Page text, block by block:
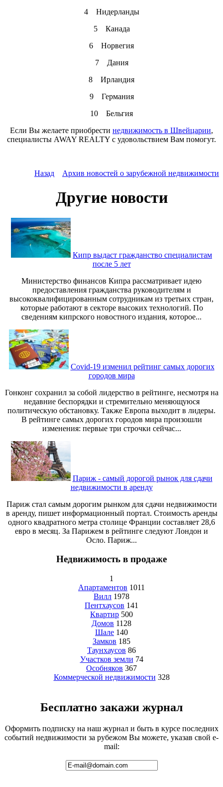
4 Нидерланды
5 Канада
6 Норвегия
7 Дания
8 Ирландия
9 Германия
10 Бельгия
Если Вы желаете приобрести недвижимость в Швейцарии,
специалисты AWAY REALTY с удовольствием Вам помогут.
Назад Архив новостей о зарубежной недвижимости
Другие новости
Кипр выдаст гражданство специалистам
после 5 лет
Министерство финансов Кипра рассматривает идею
предоставления гражданства руководителям и
высококвалифицированным сотрудникам из третьих стран,
которые работают в секторе высоких технологий. По
сведениям кипрского новостного издания, которое...
Covid-19 изменил рейтинг самых дорогих
городов мира
Гонконг сохранил за собой лидерство в рейтинге, несмотря на
недавние беспорядки и стремительно меняющуюся
политическую обстановку. Также Европа выходит в лидеры.
В рейтинге самых дорогих городов мира произошли
изменения: первые три строчки сейчас...
Париж - самый дорогой рынок для сдачи
недвижимости в аренду
Париж стал самым дорогим рынком для сдачи недвижимости
в аренду, пишет информационный портал. Стоимость аренды
одного квадратного метра столице Франции составляет 28,6
евро в месяц. За Парижем в рейтинге следуют Лондон и
Осло. Париж...
Недвижимость в продаже
1
Апартаментов 1011
Вилл 1978
Пентхаусов 141
Квартир 500
Домов 1128
Шале 140
Замков 185
Таунхаусов 86
Участков земли 74
Особняков 367
Коммерческой недвижимости 328
Бесплатно закажи журнал
Оформить подписку на наш журнал и быть в курсе последних
событий недвижимости за рубежом Вы можете, указав свой e-
mail: